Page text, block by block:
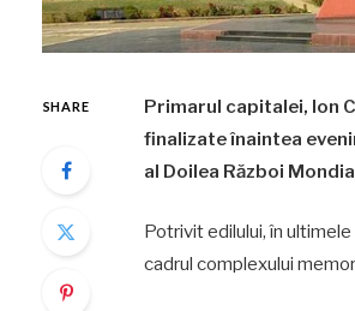
SHARE
Primarul capitalei, Ion
finalizate înaintea
al Doilea Război
Potrivit edilului, în
cadrul complexului